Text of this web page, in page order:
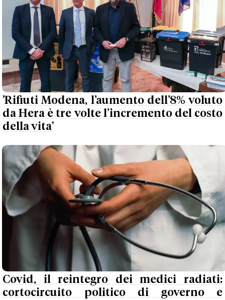
'Rifiuti Modena, l’aumento dell’8% voluto
da Hera è tre volte l’incremento del costo
della vita'
Covid, il reintegro dei medici radiati:
cortocircuito politico di governo e